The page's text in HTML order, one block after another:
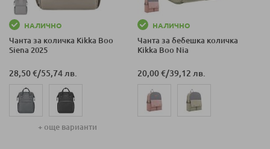
НАЛИЧНО
Чанта за количка Kikka Boo
Siena 2025
28,50 €/55,74 лв.
+ още варианти
НАЛИЧНО
Чанта за бебешка количка
Kikka Boo Nia
20,00 €/39,12 лв.